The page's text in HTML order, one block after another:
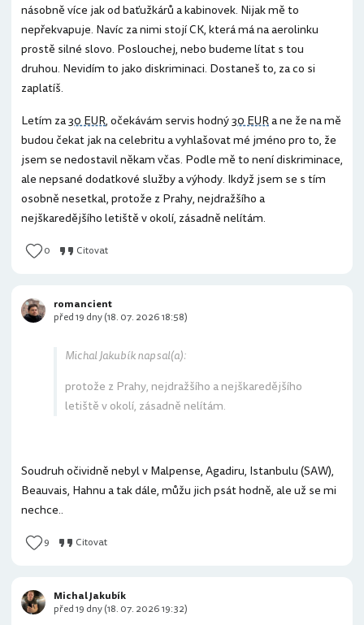
násobně více jak od baťužkárů a kabinovek. Nijak mě to
nepřekvapuje. Navíc za nimi stojí CK, která má na aerolinku
prostě silné slovo. Poslouchej, nebo budeme lítat s tou
druhou. Nevidím to jako diskriminaci. Dostaneš to, za co si
zaplatíš.
Letím za30 EUR, očekávám servis hodný30 EURa ne že na mě
budou čekat jak na celebritu a vyhlašovat mé jméno pro to, že
jsem se nedostavil někam včas. Podle mě to není diskriminace,
ale nepsané dodatkové služby a výhody. Ikdyž jsem se s tím
osobně nesetkal, protože z Prahy, nejdražšího a
nejškaredějšího letiště v okolí, zásadně nelítám.
0 Citovat
Michal Jakubík napsal(a):
protože z Prahy, nejdražšího a nejškaredějšího
letiště v okolí, zásadně nelítám.
Soudruh očividně nebyl v Malpense, Agadiru, Istanbulu (SAW),
Beauvais, Hahnu a tak dále, můžu jich psát hodně, ale už se mi
nechce..
9 Citovat
romancient
před 19 dny (18. 07. 2026 18:58)
Michal Jakubík
před 19 dny (18. 07. 2026 19:32)